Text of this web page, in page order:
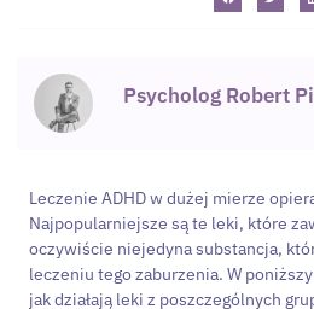
Psycholog Robert
Leczenie ADHD w dużej mierze
Najpopularniejsze są te leki, które
oczywiście niejedyna substancja,
leczeniu tego zaburzenia. W
jak działają leki z poszczególnych